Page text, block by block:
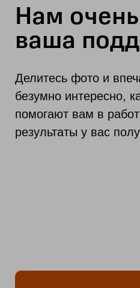
Нам
ваша
Делитесь фото и
безумно интересно,
помогают вам в
результаты у вас